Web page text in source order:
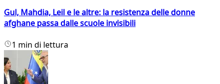
Gul, Mahdia, Leil e le altre: la resistenza delle donne
afghane passa dalle scuole invisibili
1 min di lettura